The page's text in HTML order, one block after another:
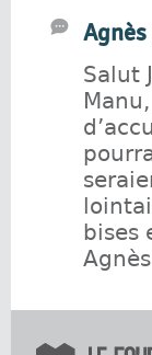
Agnès
Salut
bises
Agnès